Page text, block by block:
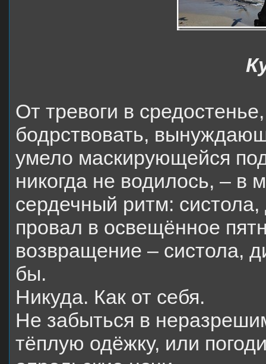
От тревоги в
бодрствовать,
умело маскирующейся
никогда не водилось, – в
сердечный ритм:
провал в освещённое
возвращение – систола,
бы.
Никуда. Как от себя.
Не забыться в
тёплую одёжку, или